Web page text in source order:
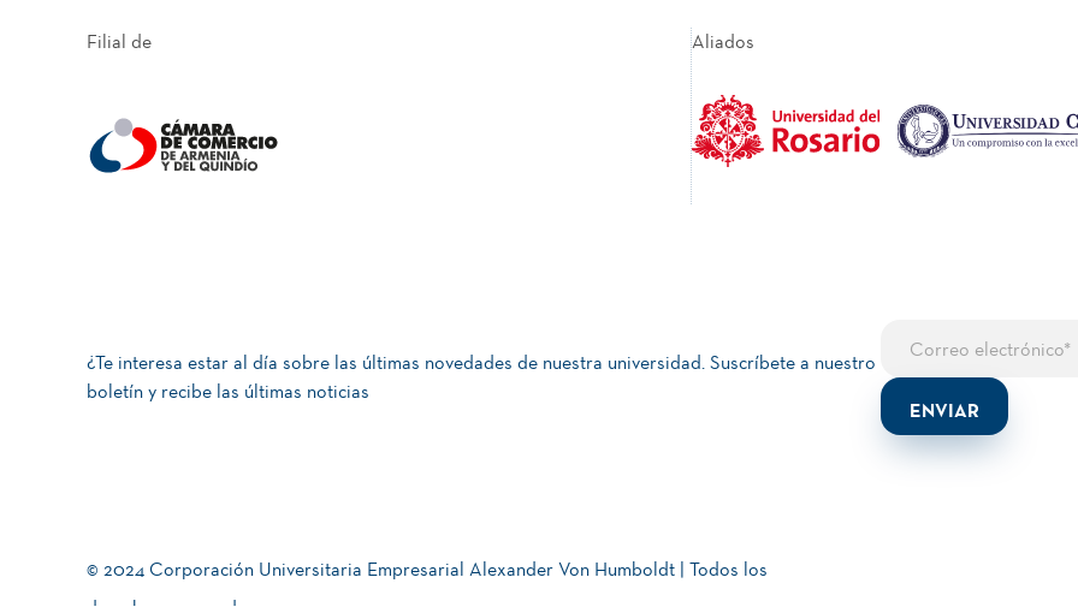
Filial de Aliados
¿Te interesa estar al día sobre las últimas novedades de nuestra universidad. Suscríbete a nuestro
boletín y recibe las últimas noticias
© 2024 Corporación Universitaria Empresarial Alexander Von Humboldt | Todos los
derechos reservados